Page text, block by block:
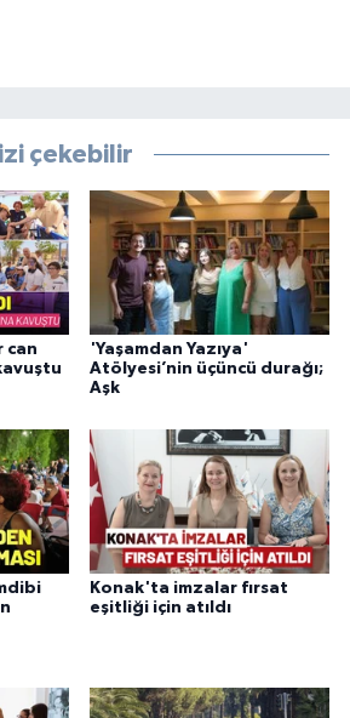
çekebilir
can
'Yaşamdan Yazıya'
Atölyesi’nin üçüncü durağı;
Aşk
Konak'ta imzalar fırsat
eşitliği için atıldı